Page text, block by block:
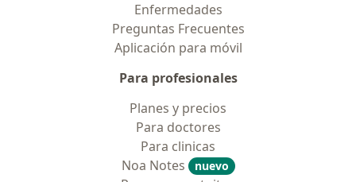
Enfermedades
Preguntas Frecuentes
Aplicación para móvil
Para profesionales
Planes y precios
Para doctores
Para clinicas
Noa Notes
nuevo